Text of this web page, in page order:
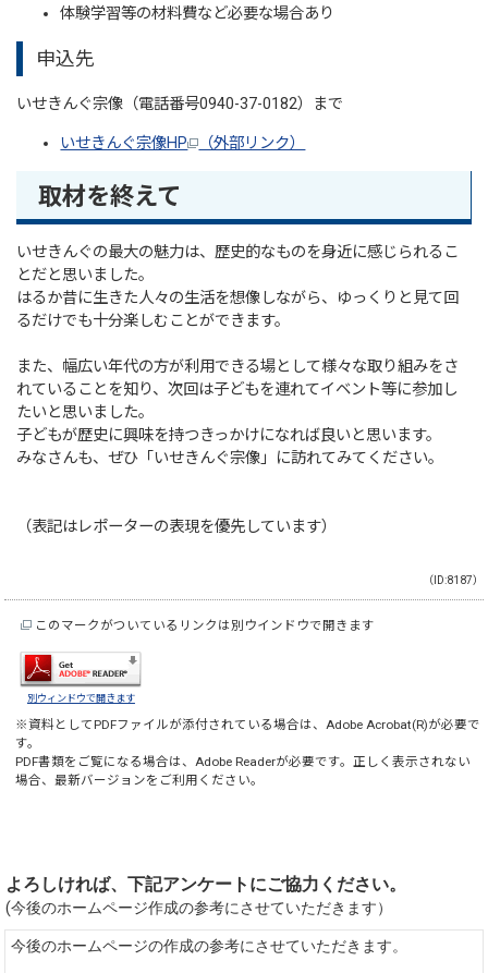
体験学習等の材料費など必要な場合あり
申込先
いせきんぐ宗像（電話番号0940-37-0182）まで
いせきんぐ宗像HP （外部リンク）
取材を終えて
いせきんぐの最大の魅力は、歴史的なものを身近に感じられるこ
とだと思いました。
はるか昔に生きた人々の生活を想像しながら、ゆっくりと見て回
るだけでも十分楽しむことができます。
また、幅広い年代の方が利用できる場として様々な取り組みをさ
れていることを知り、次回は子どもを連れてイベント等に参加し
たいと思いました。
子どもが歴史に興味を持つきっかけになれば良いと思います。
みなさんも、ぜひ「いせきんぐ宗像」に訪れてみてください。
（表記はレポーターの表現を優先しています）
（ID:8187）
このマークがついているリンクは別ウインドウで開きます
別ウィンドウで開きます
※資料としてPDFファイルが添付されている場合は、 Adobe Acrobat(R)が必要で
す。
PDF書類をご覧になる場合は、 Adobe Readerが必要です。正しく表示されない
場合、最新バージョンをご利用ください。